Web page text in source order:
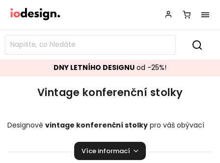
DNY LETNÍHO DESIGNU od -25%!
Vintage konferenční stolky
Designové vintage konferenční stolky pro váš obývací
Více informací